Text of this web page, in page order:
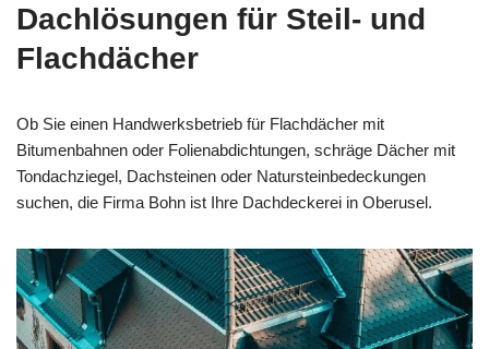
Dachlösungen für Steil- und
Flachdächer
Ob Sie einen Handwerksbetrieb für Flachdächer mit
Bitumenbahnen oder Folienabdichtungen, schräge Dächer mit
Tondachziegel, Dachsteinen oder Natursteinbedeckungen
suchen, die Firma Bohn ist Ihre Dachdeckerei in Oberusel.